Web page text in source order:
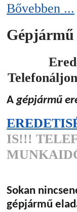
Bővebben ...
Gépjármű
Agépjármű
IS!!!
Sokan
gépjármű